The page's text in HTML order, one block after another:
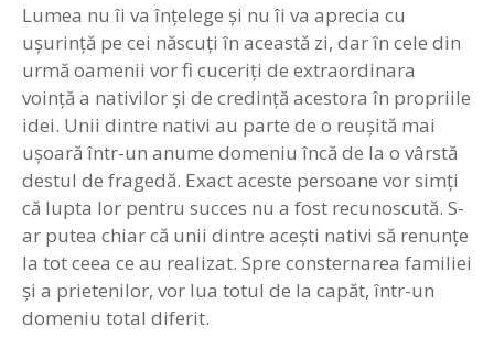
Lumea nu îi va înţelege şi nu îi va aprecia cu
uşurinţă pe cei născuţi în această zi, dar în cele din
urmă oamenii vor fi cuceriţi de extraordinara
voinţă a nativilor şi de credinţă acestora în propriile
idei. Unii dintre nativi au parte de o reuşită mai
uşoară într-un anume domeniu încă de la o vârstă
destul de fragedă. Exact aceste persoane vor simţi
că lupta lor pentru succes nu a fost recunoscută. S-
ar putea chiar că unii dintre aceşti nativi să renunţe
la tot ceea ce au realizat. Spre consternarea familiei
şi a prietenilor, vor lua totul de la capăt, într-un
domeniu total diferit.